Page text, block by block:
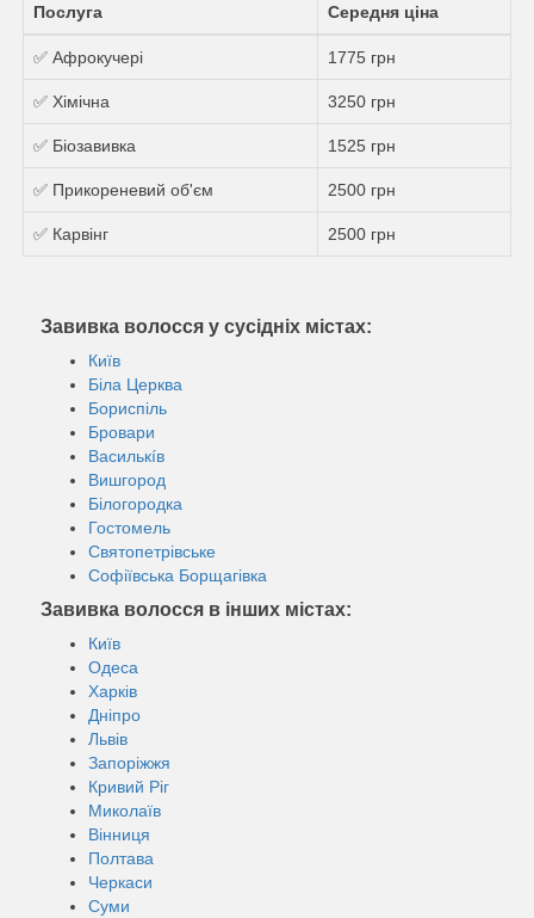
Послуга Середня ціна
✅ Афрокучері 1775 грн
✅ Хімічна 3250 грн
✅ Біозавивка 1525 грн
✅ Прикореневий об'єм 2500 грн
✅ Карвінг 2500 грн
Завивка волосся у сусідніх містах:
Київ
Біла Церква
Бориспіль
Бровари
Василькíв
Вишгород
Білогородка
Гостомель
Святопетрівське
Софіївська Борщагівка
Завивка волосся в інших містах:
Київ
Одеса
Харків
Дніпро
Львів
Запоріжжя
Кривий Ріг
Миколаїв
Вінниця
Полтава
Черкаси
Суми